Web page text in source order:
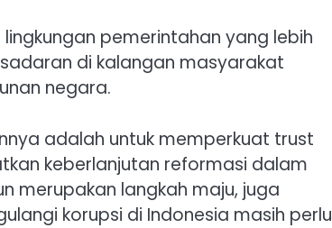
pemerintahan yang lebih
di kalangan masyarakat
negara.
adalah untuk memperkuat trust
keberlanjutan reformasi dalam
merupakan langkah maju, juga
korupsi di Indonesia masih perlu